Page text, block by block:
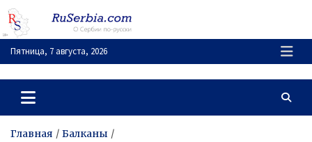
Перейти
содержимому
Пятница, 7 августа, 2026
RuSerbia.com
О Сербии – по-русски
Главная
Балканы